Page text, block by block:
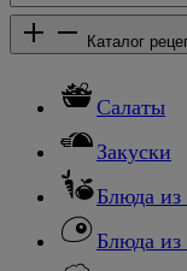
Каталог
Салаты
Закуски
Блюда
Блюда из